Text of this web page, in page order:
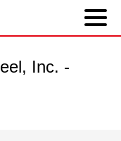
Inc. -